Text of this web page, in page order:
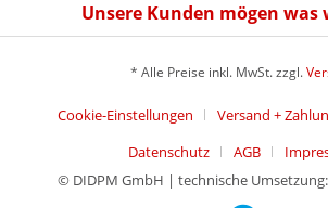
Unsere Kunden mögen
* Alle Preise inkl. MwSt. zzgl.
Cookie-Einstellungen Versand +
Datenschutz
AGB
© DIDPM GmbH | technische